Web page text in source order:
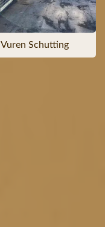
Vuren Schutting